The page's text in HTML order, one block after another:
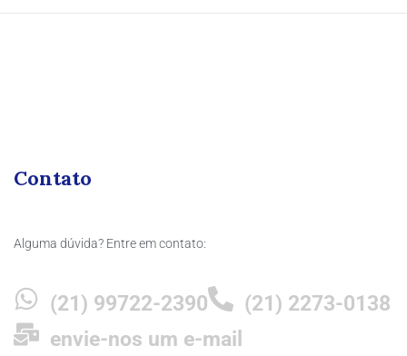
Contato
Alguma dúvida? Entre em contato:
(21) 99722-2390
(21) 2273-0138
envie-nos um e-mail